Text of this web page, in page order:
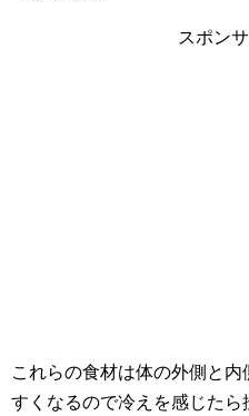
スポン
これらの食材は体の外側と
すくなるので冷えを感じたら